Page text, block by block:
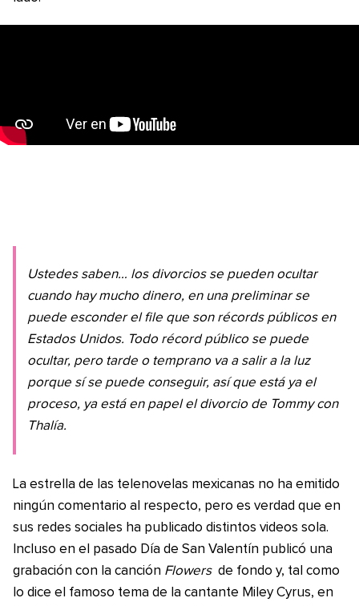
Ustedes saben… los divorcios se pueden ocultar
cuando hay mucho dinero, en una preliminar se
puede esconder el file que son récords públicos en
Estados Unidos. Todo récord público se puede
ocultar, pero tarde o temprano va a salir a la luz
porque sí se puede conseguir, así que está ya el
proceso, ya está en papel el divorcio de Tommy con
Thalía.
La estrella de las telenovelas mexicanas no ha emitido
ningún comentario al respecto, pero es verdad que en
sus redes sociales ha publicado distintos videos sola.
Incluso en el pasado Día de San Valentín publicó una
grabación con la canción Flowers de fondo y, tal como
lo dice el famoso tema de la cantante Miley Cyrus, en